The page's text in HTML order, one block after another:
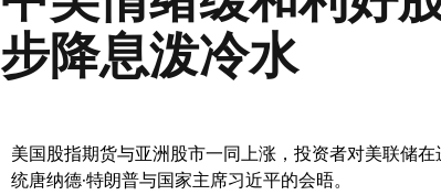
步降息泼冷水
美国股指期货与亚洲股市一同上涨，投资者对美联储
统唐纳德·特朗普与国家主席习近平的会晤。